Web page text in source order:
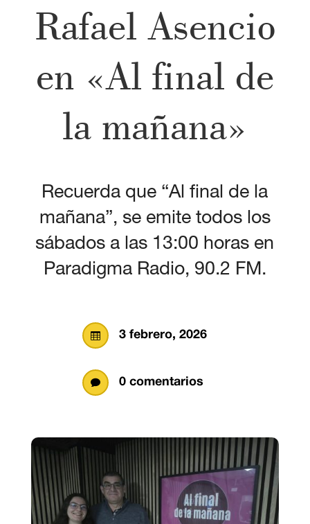
Rafael Asencio
en «Al final de
la mañana»
Recuerda que “Al final de la
mañana”, se emite todos los
sábados a las 13:00 horas en
Paradigma Radio, 90.2 FM.
 3 febrero, 2026
 0 comentarios